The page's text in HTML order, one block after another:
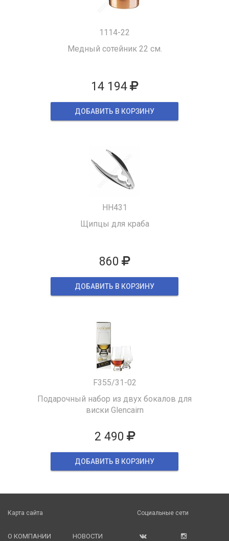
1114-22
Медный сотейник 22 см.
14 194
ДОБАВИТЬ В КОРЗИНУ
HH431
Щипцы для краба
860
ДОБАВИТЬ В КОРЗИНУ
F355/31-02
Подарочный набор из двух бокалов для
виски Glencairn
2 490
ДОБАВИТЬ В КОРЗИНУ
Карта сайта
О КОМПАНИИ НОВОСТИ
Социальные сети